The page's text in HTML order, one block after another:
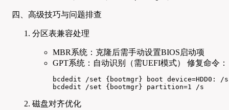
四、高级技巧与问题排查
分区表兼容处理
MBR系统：克隆后需手动设置BIOS启动项
GPT系统：自动识别（需UEFI模式） 修复命令：
bcdedit /set {bootmgr} boot device=HDD0: /s
bcdedit /set {bootmgr} partition=1 /s
磁盘对齐优化